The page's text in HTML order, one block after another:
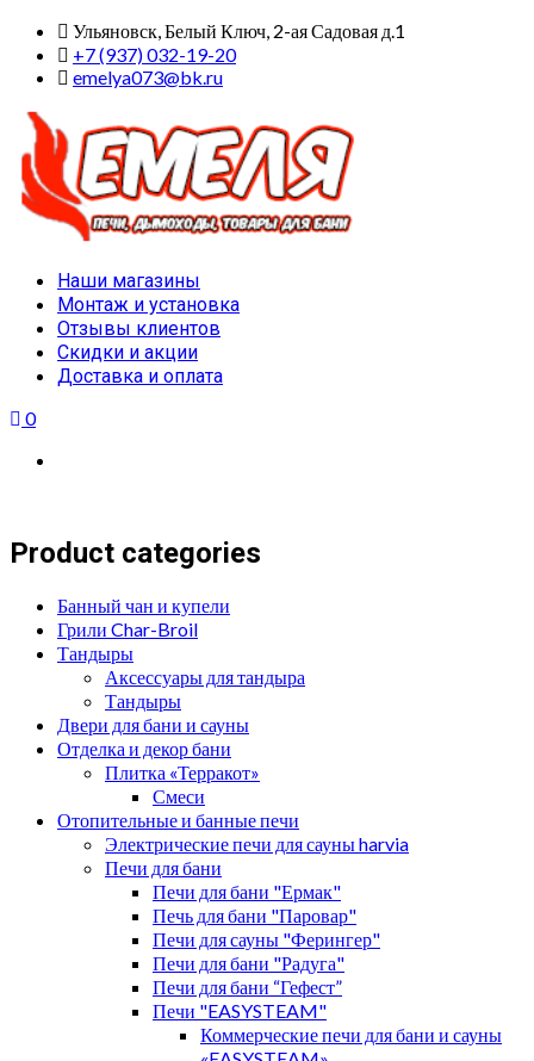
Skip
content
Ульяновск, Белый Ключ, 2-ая Садовая д.1
+7 (937) 032-19-20
emelya073@bk.ru
Primary
Menu
Наши магазины
Монтаж и установка
Отзывы клиентов
Скидки и акции
Доставка и оплата
0
Product categories
Банный чан и купели
Грили Char-Broil
Тандыры
Аксессуары для тандыра
Тандыры
Двери для бани и сауны
Отделка и декор бани
Плитка «Терракот»
Смеси
Отопительные и банные печи
Электрические печи для сауны harvia
Печи для бани
Печи для бани "Ермак"
Печь для бани "Паровар"
Печи для сауны "Ферингер"
Печи для бани "Радуга"
Печи для бани “Гефест”
Печи "EASYSTEAM"
Коммерческие печи для бани и сауны